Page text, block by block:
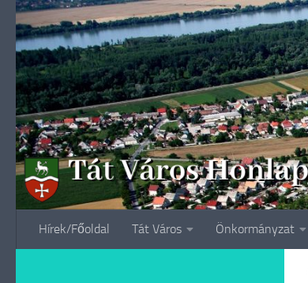
Skip to content
Hírek/Főoldal Tát Város Önkormányzat